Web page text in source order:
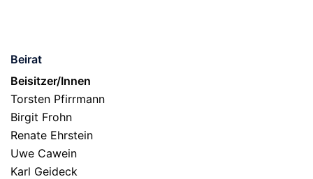
Beirat
Beisitzer/Innen
Torsten Pfirrmann
Birgit Frohn
Renate Ehrstein
Uwe Cawein
Karl Geideck